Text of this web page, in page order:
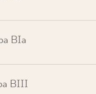
BIa
BIII